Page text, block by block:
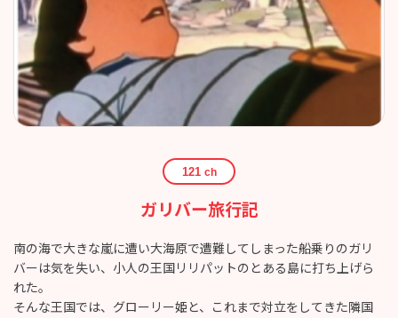
121 ch
ガリバー旅行記
南の海で大きな嵐に遭い大海原で遭難してしまった船乗りのガリ
バーは気を失い、小人の王国リリパットのとある島に打ち上げら
れた。
そんな王国では、グローリー姫と、これまで対立をしてきた隣国